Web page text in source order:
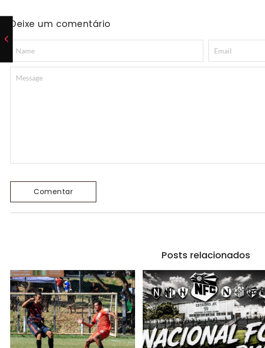
Deixe um comentário
Posts relacionados